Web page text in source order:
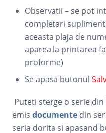
Observatii – se pot
completari
aceasta plaja de
aparea la printarea
proforme)
Se apasa butonul
Puteti sterge o serie
emisdocumente din
seria dorita si apasand